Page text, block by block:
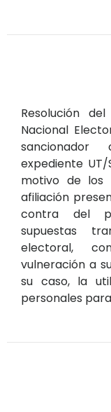
Resolución
Nacional
expediente UT/
motivo de los
afiliación
contra del
supuestas
electoral,
vulneración a
su caso, la
personales